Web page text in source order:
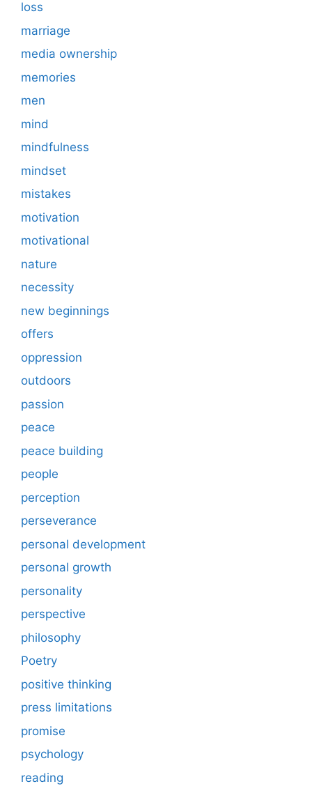
loss
marriage
media ownership
memories
men
mind
mindfulness
mindset
mistakes
motivation
motivational
nature
necessity
new beginnings
offers
oppression
outdoors
passion
peace
peace building
people
perception
perseverance
personal development
personal growth
personality
perspective
philosophy
Poetry
positive thinking
press limitations
promise
psychology
reading